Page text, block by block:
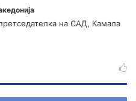
на САД, Камала